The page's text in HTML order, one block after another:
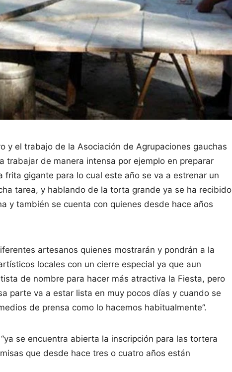
y el trabajo de la Asociación de Agrupaciones gauchas
trabajar de manera intensa por ejemplo en preparar
gigante para lo cual este año se va a estrenar un
tarea, y hablando de la torta grande ya se ha recibido
y también se cuenta con quienes desde hace años
artesanos quienes mostrarán y pondrán a la
locales con un cierre especial ya que aun
de nombre para hacer más atractiva la Fiesta, pero
parte va a estar lista en muy pocos días y cuando se
de prensa como lo hacemos habitualmente”.
se encuentra abierta la inscripción para las tortera
que desde hace tres o cuatro años están